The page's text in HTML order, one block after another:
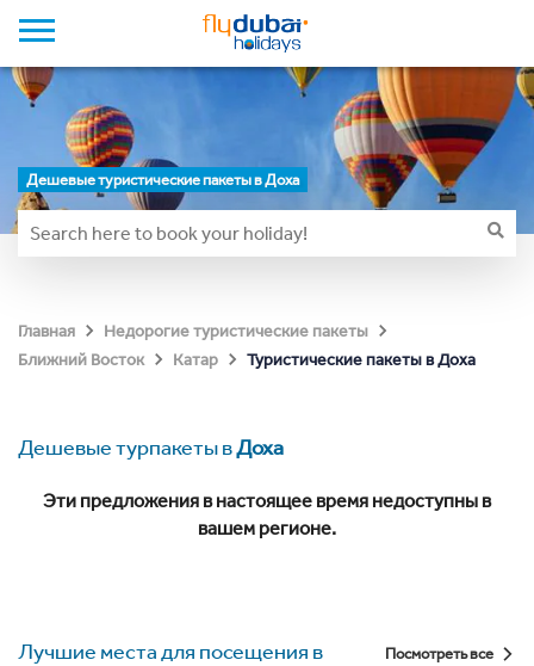
Дешевые туристические пакеты в Доха
Главная
Недорогие туристические пакеты
Ближний Восток
Катар Туристические пакеты в Доха
Дешевые турпакеты вДоха
Эти предложения в настоящее время недоступны в
вашем регионе.
Лучшие места для посещения в
Посмотреть все